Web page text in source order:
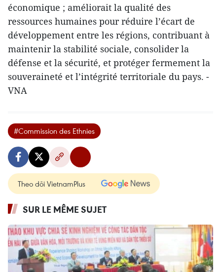
économique ; améliorait la qualité des
ressources humaines pour réduire l’écart de
développement entre les régions, contribuant à
maintenir la stabilité sociale, consolider la
défense et la sécurité, et protéger fermement la
souveraineté et l’intégrité territoriale du pays. -
VNA
#Commission des Ethnies
Theo dõi VietnamPlus
SUR LE MÊME SUJET